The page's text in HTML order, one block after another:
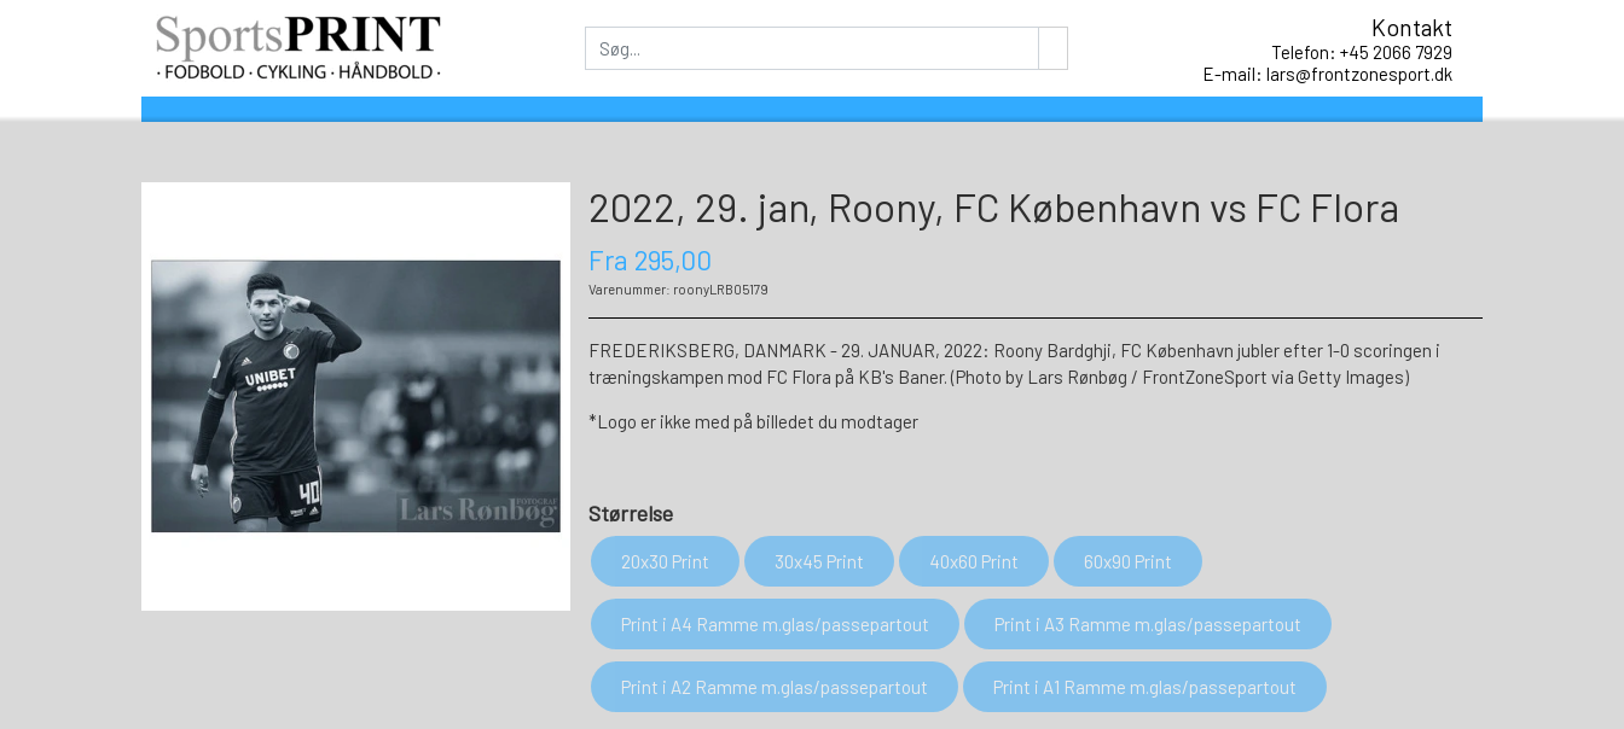
Kontakt
Telefon: +45 2066 7929
E-mail: lars@frontzonesport.dk
2022, 29. jan, Roony, FC København vs FC Flora
Fra 295,00
Varenummer: roonyLRB05179
FREDERIKSBERG, DANMARK - 29. JANUAR, 2022: Roony Bardghji, FC København jubler efter 1-0 scoringen i
træningskampen mod FC Flora på KB's Baner. (Photo by Lars Rønbøg / FrontZoneSport via Getty Images)
*Logo er ikke med på billedet du modtager
Størrelse
20x30 Print 30x45 Print 40x60 Print 60x90 Print
Print i A4 Ramme m.glas/passepartout Print i A3 Ramme m.glas/passepartout
Print i A2 Ramme m.glas/passepartout Print i A1 Ramme m.glas/passepartout